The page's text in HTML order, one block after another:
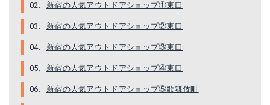
新宿の人気アウトドアショップ①東口
新宿の人気アウトドアショップ②東口
新宿の人気アウトドアショップ③東口
新宿の人気アウトドアショップ④東口
新宿の人気アウトドアショップ⑤歌舞伎町